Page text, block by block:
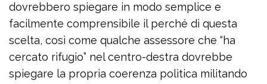
dovrebbero spiegare in modo semplice e
facilmente comprensibile il perché di questa
scelta, così come qualche assessore che “ha
cercato rifugio” nel centro-destra dovrebbe
spiegare la propria coerenza politica militando